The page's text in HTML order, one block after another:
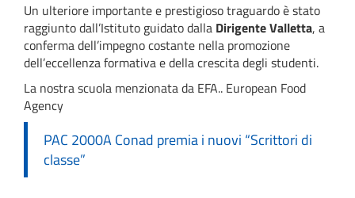
Un ulteriore importante e prestigioso traguardo è stato
raggiunto dall’Istituto guidato dalla Dirigente Valletta, a
conferma dell’impegno costante nella promozione
dell’eccellenza formativa e della crescita degli studenti.
La nostra scuola menzionata da EFA.. European Food
Agency
PAC 2000A Conad premia i nuovi “Scrittori di
classe”